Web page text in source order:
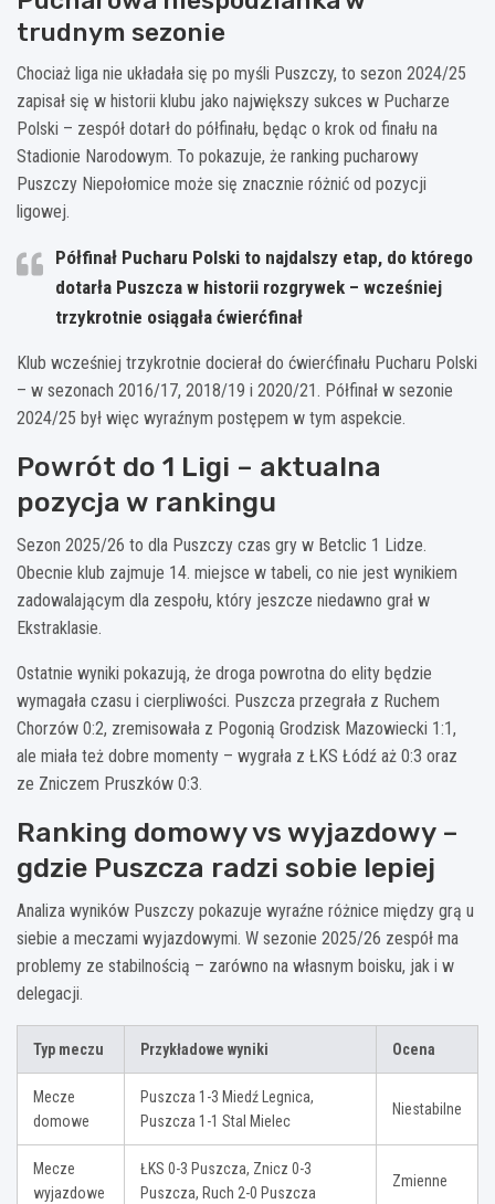
trudnym sezonie
Chociaż liga nie układała się po myśli Puszczy, to sezon 2024/25
zapisał się w historii klubu jako największy sukces w Pucharze
Polski – zespół dotarł do półfinału, będąc o krok od finału na
Stadionie Narodowym. To pokazuje, że ranking pucharowy
Puszczy Niepołomice może się znacznie różnić od pozycji
ligowej.
Półfinał Pucharu Polski to najdalszy etap, do którego
dotarła Puszcza w historii rozgrywek – wcześniej
trzykrotnie osiągała ćwierćfinał
Klub wcześniej trzykrotnie docierał do ćwierćfinału Pucharu Polski
– w sezonach 2016/17, 2018/19 i 2020/21. Półfinał w sezonie
2024/25 był więc wyraźnym postępem w tym aspekcie.
Powrót do 1 Ligi – aktualna
pozycja w rankingu
Sezon 2025/26 to dla Puszczy czas gry w Betclic 1 Lidze.
Obecnie klub zajmuje 14. miejsce w tabeli, co nie jest wynikiem
zadowalającym dla zespołu, który jeszcze niedawno grał w
Ekstraklasie.
Ostatnie wyniki pokazują, że droga powrotna do elity będzie
wymagała czasu i cierpliwości. Puszcza przegrała z Ruchem
Chorzów 0:2, zremisowała z Pogonią Grodzisk Mazowiecki 1:1,
ale miała też dobre momenty – wygrała z ŁKS Łódź aż 0:3 oraz
ze Zniczem Pruszków 0:3.
Ranking domowy vs wyjazdowy –
gdzie Puszcza radzi sobie lepiej
Analiza wyników Puszczy pokazuje wyraźne różnice między grą u
siebie a meczami wyjazdowymi. W sezonie 2025/26 zespół ma
problemy ze stabilnością – zarówno na własnym boisku, jak i w
delegacji.
Typ meczu Przykładowe wyniki Ocena
Mecze
domowe
Puszcza 1-3 Miedź Legnica,
Puszcza 1-1 Stal Mielec
Niestabilne
Mecze
wyjazdowe
ŁKS 0-3 Puszcza, Znicz 0-3
Puszcza, Ruch 2-0 Puszcza
Zmienne